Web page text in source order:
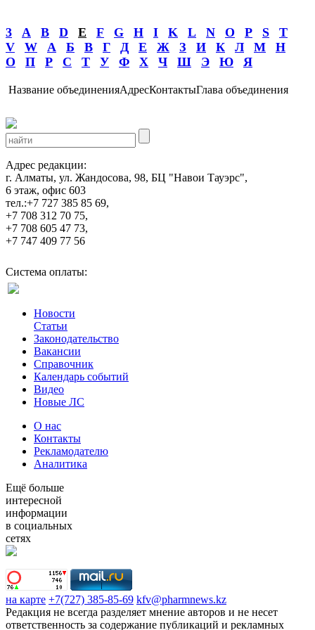
3 A B D E F G H I K L N O P S
T
V
W А Б В Г Д Е Ж З И К Л М
Н
О
П Р С Т У Ф Х Ч Ш Э Ю Я
Название объединенияАдресКонтактыГлава объединения
Адрес редакции:
г. Алматы, ул. Жандосова, 98, БЦ "Навои Тауэрс",
6 этаж, офис 603
тел.:+7 727 385 85 69,
+7 708 312 70 75,
+7 708 605 47 73,
+7 747 409 77 56
Система оплаты:
Новости
Статьи
Законодательство
Вакансии
Справочник
Календарь событий
Видео
Новые ЛС
О нас
Контакты
Рекламодателю
Аналитика
Ещё больше
интересной
информации
в социальных
сетях
на карте +7(727) 385-85-69 kfv@pharmnews.kz
Редакция не всегда разделяет мнение авторов и не несет
ответственность за содержание публикаций и рекламных